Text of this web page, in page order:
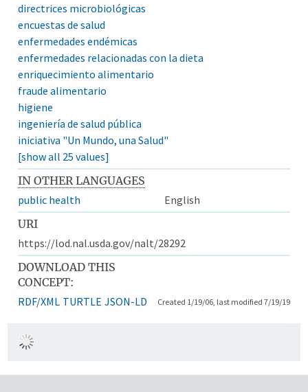
directrices microbiológicas
encuestas de salud
enfermedades endémicas
enfermedades relacionadas con la dieta
enriquecimiento alimentario
fraude alimentario
higiene
ingeniería de salud pública
iniciativa "Un Mundo, una Salud"
[show all 25 values]
IN OTHER LANGUAGES
public health
English
URI
https://lod.nal.usda.gov/nalt/28292
DOWNLOAD THIS
CONCEPT:
RDF/XML TURTLE JSON-LD Created 1/19/06, last modified 7/19/19